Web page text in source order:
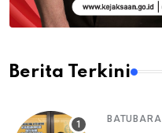
Berita Terkini
BATUBARA